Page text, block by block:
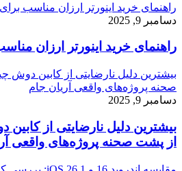
راهنمای خرید اینورتر ارزان مناسب برای
دسامبر 9, 2025
راهنمای خرید اینورتر ارزان
بیشترین دلیل نارضایتی از کابین
صحنه پروژه‌های واقعی آریان جام
دسامبر 9, 2025
بیشترین دلیل نارضایتی از
از پشت صحنه پروژه‌های واقعی